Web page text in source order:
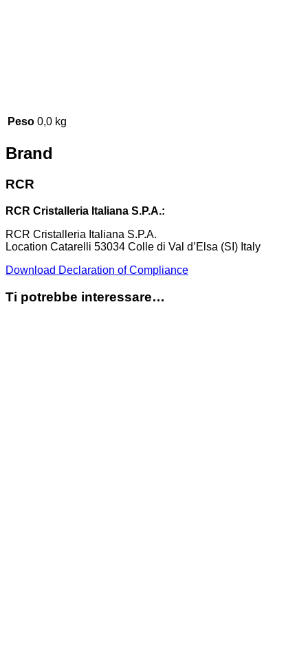
Peso 0,0 kg
Brand
RCR
RCR Cristalleria Italiana S.P.A.:
RCR Cristalleria Italiana S.P.A.
Location Catarelli 53034 Colle di Val d’Elsa (SI) Italy
Download Declaration of Compliance
Ti potrebbe interessare…